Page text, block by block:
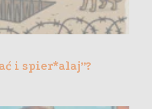
i spier*alaj”?